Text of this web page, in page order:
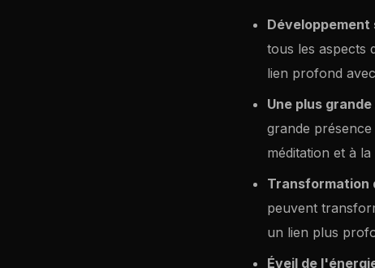
tous les aspects
lien profond
Une plus
grande
méditation et à
Transformation
peuvent
un lien plus
Éveil de